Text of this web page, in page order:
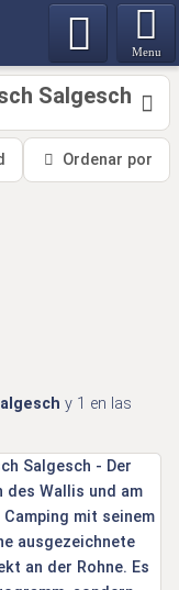
Menu
Salgesch
Ordenar por
y 1 en las